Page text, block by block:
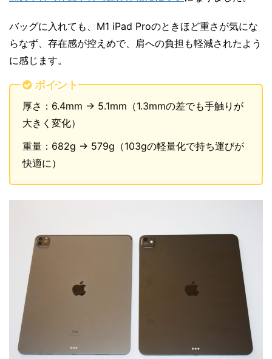
バッグに入れても、M1 iPad Proのときほど重さが気にな
らなず、存在感が控えめで、肩への負担も軽減されたよう
に感じます。
ポイント
厚さ：6.4mm → 5.1mm（1.3mmの差でも手触りが
大きく変化）
重量：682g → 579g（103gの軽量化で持ち運びが
快適に）